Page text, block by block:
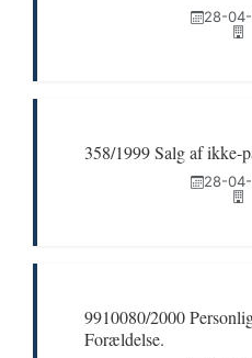
28-
358/1999 Salg af ikke-
28-
9910080/2000
Forældelse.